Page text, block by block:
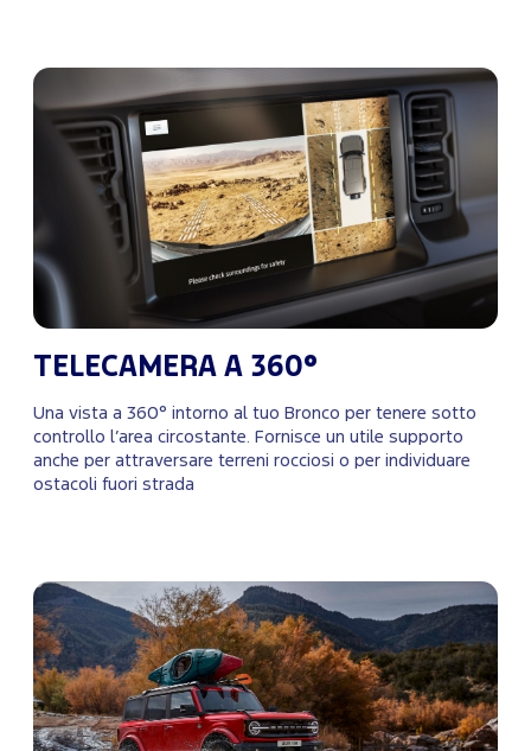
TELECAMERA A 360°
Una vista a 360° intorno al tuo Bronco per tenere sotto
controllo l’area circostante. Fornisce un utile supporto
anche per attraversare terreni rocciosi o per individuare
ostacoli fuori strada